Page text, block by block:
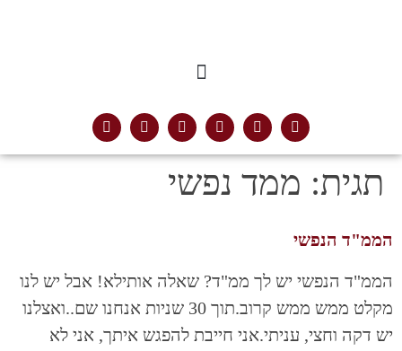
תגית: ממד נפשי
הממ"ד הנפשי
הממ"ד הנפשי יש לך ממ"ד? שאלה אותילא! אבל יש לנו
מקלט ממש ממש קרוב.תוך 30 שניות אנחנו שם..ואצלנו
יש דקה וחצי, עניתי.אני חייבת להפגש איתך, אני לא